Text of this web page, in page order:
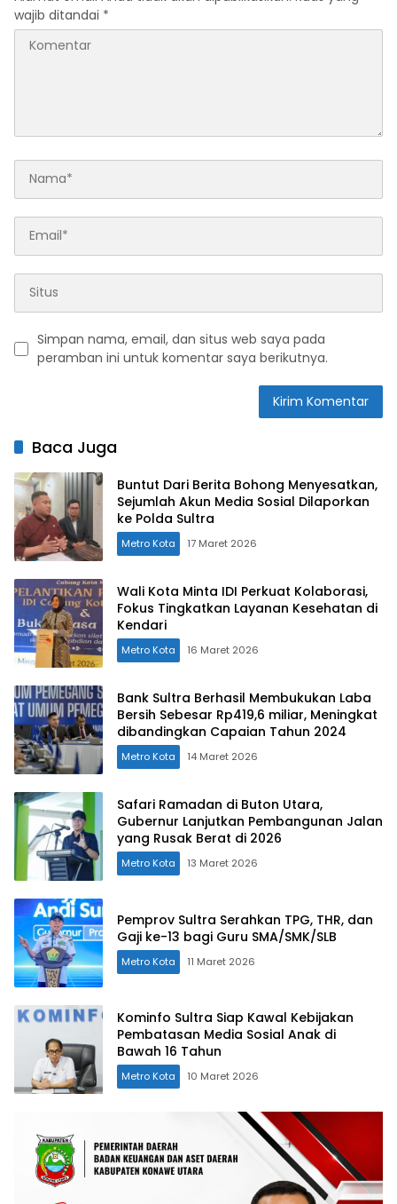
wajib ditandai *
Simpan nama, email, dan situs web saya pada
peramban ini untuk komentar saya berikutnya.
Baca Juga
Buntut Dari Berita Bohong Menyesatkan,
Sejumlah Akun Media Sosial Dilaporkan
ke Polda Sultra
Metro Kota 17 Maret 2026
Wali Kota Minta IDI Perkuat Kolaborasi,
Fokus Tingkatkan Layanan Kesehatan di
Kendari
Metro Kota 16 Maret 2026
Bank Sultra Berhasil Membukukan Laba
Bersih Sebesar Rp419,6 miliar, Meningkat
dibandingkan Capaian Tahun 2024
Metro Kota 14 Maret 2026
Safari Ramadan di Buton Utara,
Gubernur Lanjutkan Pembangunan Jalan
yang Rusak Berat di 2026
Metro Kota 13 Maret 2026
Pemprov Sultra Serahkan TPG, THR, dan
Gaji ke-13 bagi Guru SMA/SMK/SLB
Metro Kota 11 Maret 2026
Kominfo Sultra Siap Kawal Kebijakan
Pembatasan Media Sosial Anak di
Bawah 16 Tahun
Metro Kota 10 Maret 2026